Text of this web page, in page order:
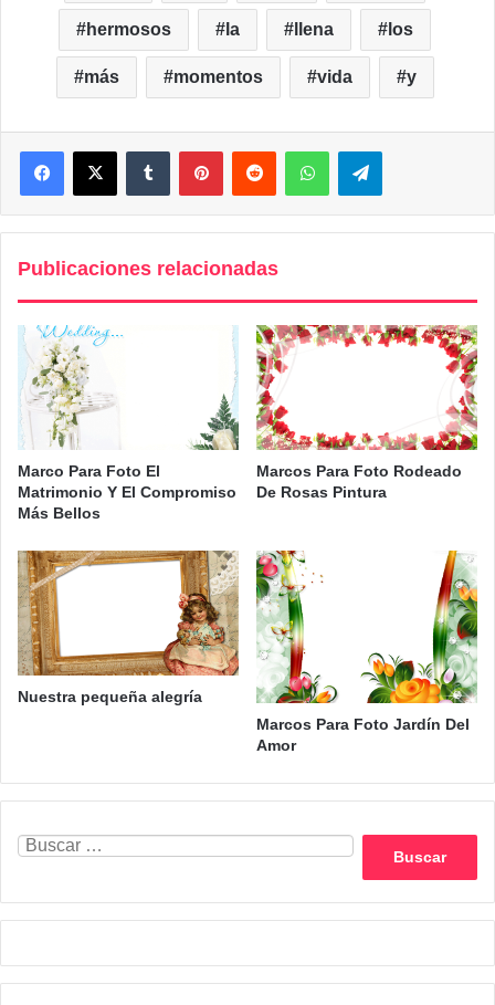
hermosos la llena los
más momentos vida y
FacebookX Tumblr PinterestReddit WhatsAppTelegram
Publicaciones relacionadas
Marco Para Foto El
Matrimonio Y El Compromiso
Más Bellos
Marcos Para Foto Rodeado
De Rosas Pintura
Nuestra pequeña alegría
Marcos Para Foto Jardín Del
Amor